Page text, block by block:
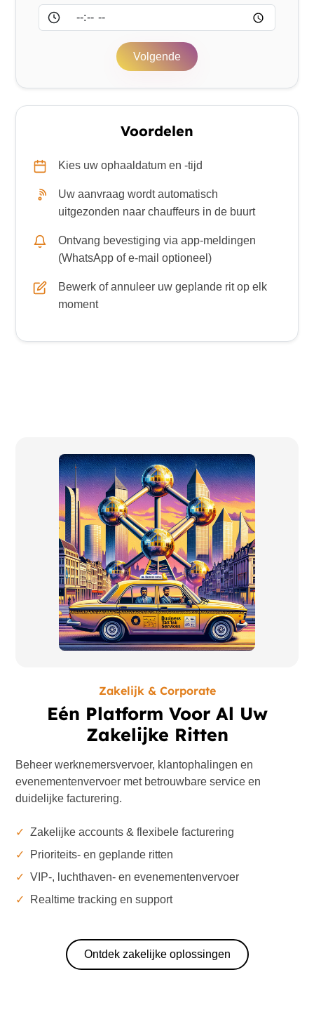
Volgende
Voordelen
Kies uw ophaaldatum en -tijd
Uw aanvraag wordt automatisch
uitgezonden naar chauffeurs in de buurt
Ontvang bevestiging via app-meldingen
(WhatsApp of e-mail optioneel)
Bewerk of annuleer uw geplande rit op elk
moment
Zakelijk & Corporate
Eén Platform Voor Al Uw
Zakelijke Ritten
Beheer werknemersvervoer, klantophalingen en
evenementenvervoer met betrouwbare service en
duidelijke facturering.
✓
Zakelijke accounts & flexibele facturering
✓
Prioriteits- en geplande ritten
✓
VIP-, luchthaven- en evenementenvervoer
✓
Realtime tracking en support
Ontdek zakelijke oplossingen